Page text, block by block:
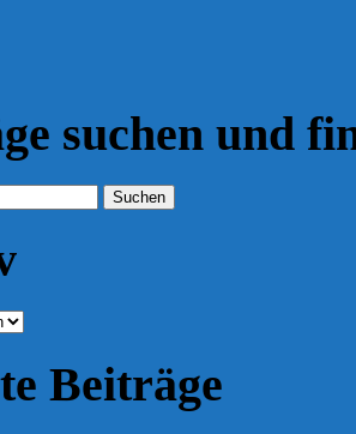
suchen und
Beiträge